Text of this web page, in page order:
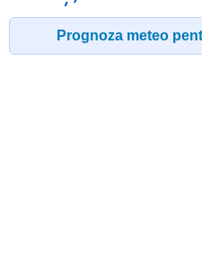
Prognoza meteo